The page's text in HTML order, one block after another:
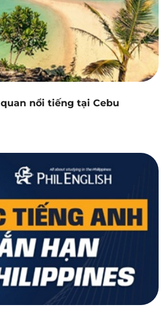
nổi tiếng tại Cebu